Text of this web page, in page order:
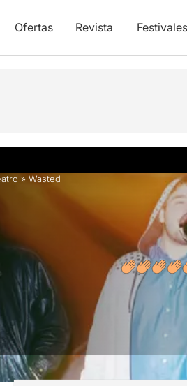
Ofertas Revista Festivales
vídeos Opiniones
» Wasted